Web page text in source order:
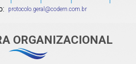
protocolo.geral@codern.com.br
ORGANIZACIONAL